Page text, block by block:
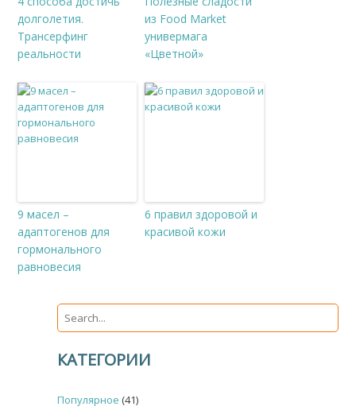
долголетия.
Трансерфинг
реальности
из Food Market
универмага
«Цветной»
9 масел –
адаптогенов для
гормонального
равновесия
6 правил здоровой и
красивой кожи
КАТЕГОРИИ
Популярное (41)